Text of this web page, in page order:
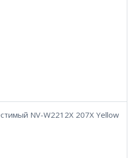
NV-W2212X 207X Yellow